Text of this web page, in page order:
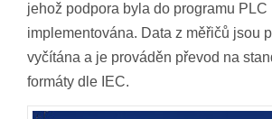
jehož podpora byla do programu PLC
implementována. Data z měřičů jsou
vyčítána a je prováděn převod na
formáty dle IEC.